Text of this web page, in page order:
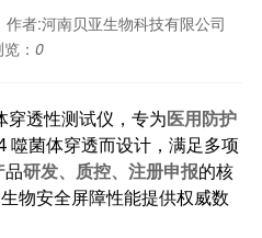
作者:河南贝亚生物科技有限公司
： 0
穿透性测试仪，专为医用防护
噬菌体穿透而设计，满足多项
研发、质控、注册申报的核
物安全屏障性能提供权威数